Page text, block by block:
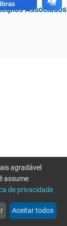
Associados
more_horiz
Mais
agradável
assume
de privacidade
Aceitar todos